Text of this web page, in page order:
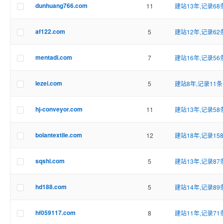
dunhuang766.com 11 建站13年,记录68
af122.com 5 建站12年,记录62
mentadi.com 7 建站16年,记录56
lezei.com 5 建站8年,记录11条
hj-conveyor.com 11 建站13年,记录58
bolantextile.com 12 建站18年,记录
sqshi.com 5 建站13年,记录87
hd188.com 5 建站14年,记录89
hf059117.com 8 建站11年,记录71